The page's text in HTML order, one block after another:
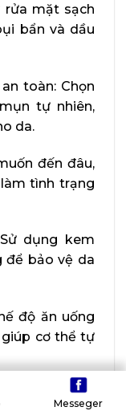
rửa mặt sạch
bẩn và dầu
toàn: Chọn
tự nhiên,
da.
đến đâu,
tình trạng
dụng kem
để bảo vệ da
độ ăn uống
cơ thể tự
trị mụn
Messeger